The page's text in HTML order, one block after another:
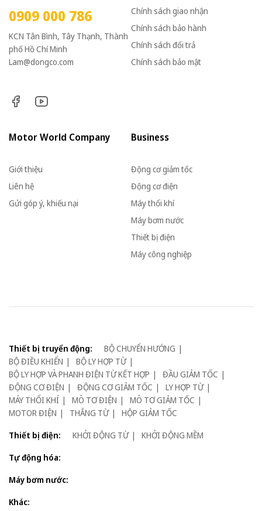
0909 000 786
KCN Tân Bình, Tây Thạnh, Thành
phố Hồ Chí Minh
Lam@dongco.com
Chính sách giao nhận
Chính sách bảo hành
Chính sách đổi trả
Chính sách bảo mật
Motor World Company
Giới thiệu
Liên hệ
Gửi góp ý, khiếu nại
Business
Động cơ giảm tốc
Động cơ điện
Máy thổi khí
Máy bơm nước
Thiết bị điện
Máy công nghiệp
Thiết bị truyển động:
BỘ CHUYỂN HƯỚNG
BỘ ĐIỀU KHIỂN
BỘ LY HỢP TỪ
BỘ LY HỢP VÀ PHANH ĐIỆN TỪ KẾT HỢP
ĐẦU GIẢM TỐC
ĐỘNG CƠ ĐIỆN
ĐỘNG CƠ GIẢM TỐC
LY HỢP TỪ
MÁY THỔI KHÍ
MÔ TƠ ĐIỆN
MÔ TƠ GIẢM TỐC
MOTOR ĐIỆN
THẮNG TỪ
HỘP GIẢM TỐC
Thiết bị điện:
KHỞI ĐỘNG TỪ
KHỞI ĐỘNG MỀM
Tự động hóa:
Máy bơm nước:
Khác: